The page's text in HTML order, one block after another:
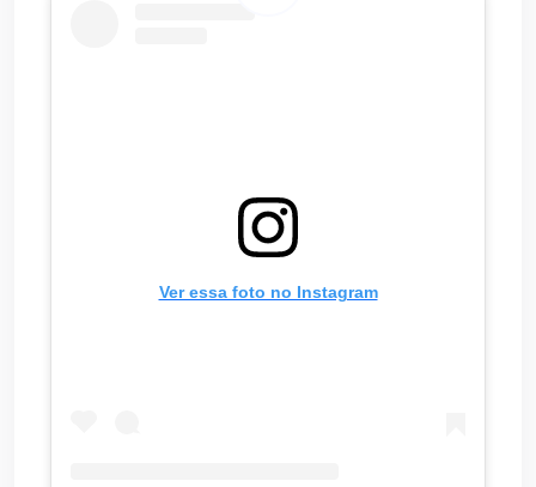
Ver essa foto no Instagram